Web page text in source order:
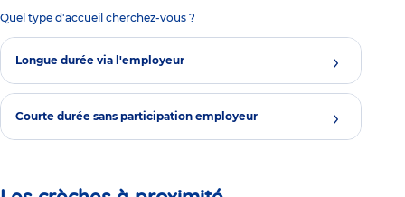
Quel type d'accueil cherchez-vous ?
Longue durée via l'employeur
Courte durée sans participation employeur